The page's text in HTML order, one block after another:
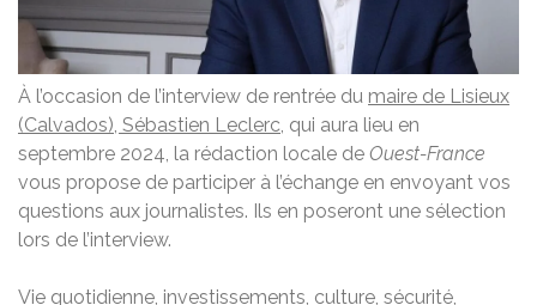
À l’occasion de l’interview de rentrée du maire de Lisieux
(Calvados), Sébastien Leclerc, qui aura lieu en
septembre 2024, la rédaction locale de Ouest-France
vous propose de participer à l’échange en envoyant vos
questions aux journalistes. Ils en poseront une sélection
lors de l’interview.
Vie quotidienne, investissements, culture, sécurité,